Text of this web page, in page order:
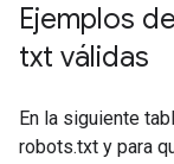
Ejemplos
txt válidas
En la siguiente
robots.txt y para